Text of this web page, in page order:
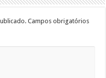
Campos obrigatórios